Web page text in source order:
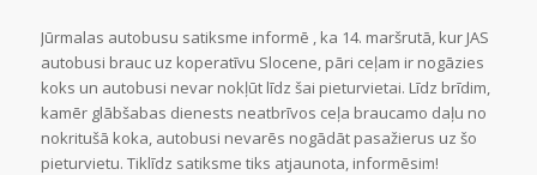
Jūrmalas autobusu satiksme informē , ka 14. maršrutā, kur JAS
autobusi brauc uz koperatīvu Slocene, pāri ceļam ir nogāzies
koks un autobusi nevar nokļūt līdz šai pieturvietai. Līdz brīdim,
kamēr glābšabas dienests neatbrīvos ceļa braucamo daļu no
nokritušā koka, autobusi nevarēs nogādāt pasažierus uz šo
pieturvietu. Tiklīdz satiksme tiks atjaunota, informēsim!